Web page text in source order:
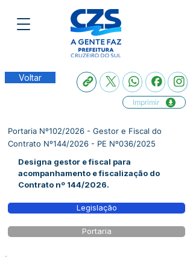
Voltar
Imprimir
Portaria Nº102/2026 - Gestor e Fiscal do
Contrato Nº144/2026 - PE Nº036/2025
Designa gestor e fiscal para
acompanhamento e fiscalização do
Contrato nº 144/2026.
Legislação
Portaria